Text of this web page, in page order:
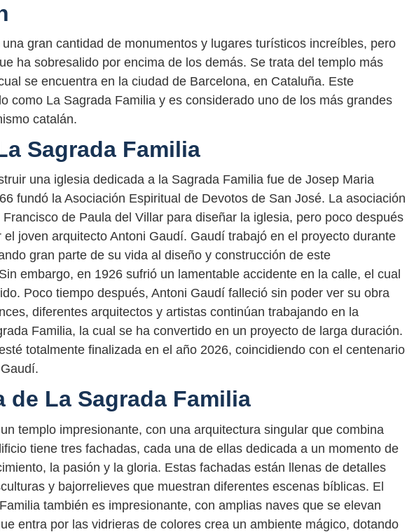
gran cantidad de monumentos y lugares turísticos increíbles, pero
ha sobresalido por encima de los demás. Se trata del templo más
se encuentra en la ciudad de Barcelona, en Cataluña. Este
como La Sagrada Familia y es considerado uno de los más grandes
catalán.
Sagrada Familia
una iglesia dedicada a la Sagrada Familia fue de Josep Maria
fundó la Asociación Espiritual de Devotos de San José. La asociación
de Paula del Villar para diseñar la iglesia, pero poco después
el joven arquitecto Antoni Gaudí. Gaudí trabajó en el proyecto durante
gran parte de su vida al diseño y construcción de este
embargo, en 1926 sufrió un lamentable accidente en la calle, el cual
Poco tiempo después, Antoni Gaudí falleció sin poder ver su obra
diferentes arquitectos y artistas continúan trabajando en la
Familia, la cual se ha convertido en un proyecto de larga duración.
totalmente finalizada en el año 2026, coincidiendo con el centenario
de La Sagrada Familia
templo impresionante, con una arquitectura singular que combina
tiene tres fachadas, cada una de ellas dedicada a un momento de
la pasión y la gloria. Estas fachadas están llenas de detalles
y bajorrelieves que muestran diferentes escenas bíblicas. El
también es impresionante, con amplias naves que se elevan
entra por las vidrieras de colores crea un ambiente mágico, dotando